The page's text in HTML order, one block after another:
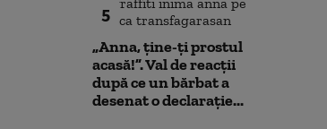
5
„Anna, ţine-ţi prostul
acasă!”. Val de reacții
după ce un bărbat a
desenat o declarație...